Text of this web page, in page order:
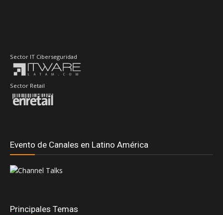
Sector IT Ciberseguridad
Sector Retail
Evento de Canales en Latino América
Principales Temas